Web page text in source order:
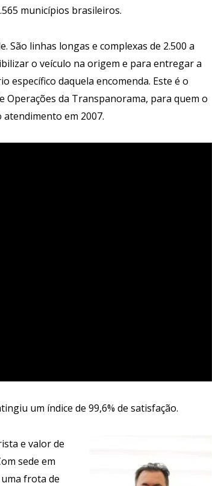
municípios brasileiros.
São linhas longas e complexas de 2.500 a
o veículo na origem e para entregar a
específico daquela encomenda. Este é o
Operações da Transpanorama, para quem o
em 2007.
um índice de 99,6% de satisfação.
e valor de
sede em
frota de